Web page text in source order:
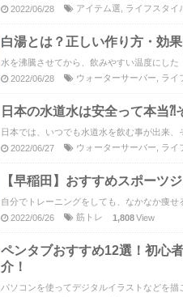
2022/06/28
アイテム選 ライフスタイ
白湯とは？正しい作り方・効
水を沸騰させてから、飲みやすい温度にし
2022/06/28
ウォーターサーバー ライ
日本の水道水は安全って本当⁈
日本では、いつでも水道水を飲む事が出来
2022/06/27
ウォーターサーバー ライ
【早稲田】おすすめスポーツ
自分でトレーニングをしても、なかなか痩
2022/06/26
筋トレ 1,808View
ペンタブおすすめ12選！初心
介！
パソコンを使ってデジタルイラストなどを